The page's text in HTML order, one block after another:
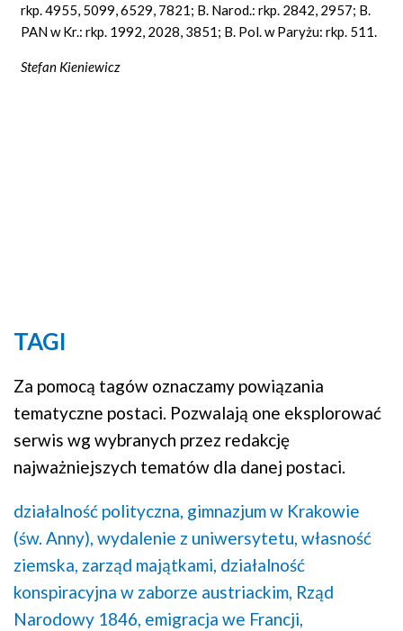
rkp. 4955, 5099, 6529, 7821; B. Narod.: rkp. 2842, 2957; B.
PAN w Kr.: rkp. 1992, 2028, 3851; B. Pol. w Paryżu: rkp. 511.
Stefan Kieniewicz
TAGI
Za pomocą tagów oznaczamy powiązania
tematyczne postaci. Pozwalają one eksplorować
serwis wg wybranych przez redakcję
najważniejszych tematów dla danej postaci.
działalność polityczna, gimnazjum w Krakowie
(św. Anny), wydalenie z uniwersytetu, własność
ziemska, zarząd majątkami, działalność
konspiracyjna w zaborze austriackim, Rząd
Narodowy 1846, emigracja we Francji,